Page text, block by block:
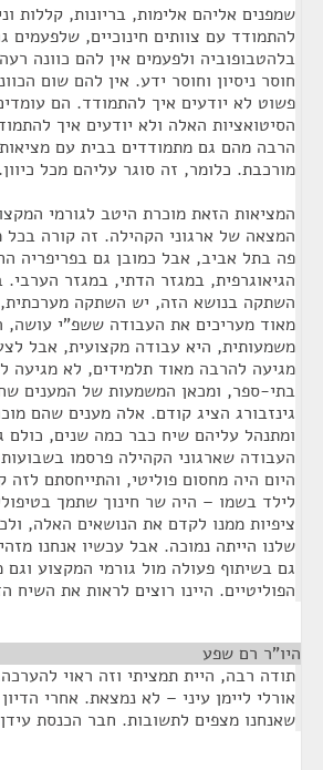
שמפנים אליהם אלימות, בריונות, קללות
להתמודד עם צוותים חינוכיים, שלפעמים
בלהטבופוביה ולפעמים אין להם כוונה
חוסר ניסיון וחוסר ידע. אין להם שום
פשוט לא יודעים איך להתמודד. הם
הסיטואציות האלה ולא יודעים איך
הרבה מהם גם מתמודדים בבית עם
מורכבת. כלומר, זה סוגר עליהם מכל כיוון.
המציאות הזאת מוכרת היטב לגורמי
המצאה של ארגוני הקהילה. זה קורה
פה בתל אביב, אבל כמובן גם בפריפריה
הגיאוגרפית, במגזר הדתי, במגזר
השתקה בנושא הזה, יש השתקה מערכתית,
מאוד מעריכים את העבודה ששפ"י עושה,
משמעותית, היא עבודה מקצועית, אבל
מגיעה להרבה מאוד תלמידים, לא מגיעה
בתי-ספר, ומכאן המשמעות של המענים
גינזבורג הציג קודם. אלה מענים שהם
ומתנהל עליהם שיח כבר כמה שנים, כולם
העבודה שארגוני הקהילה פרסמו
היום היה מחסום פוליטי, והתייחסתם
לילד בשמו – היה שר חינוך שתמך
ציפיות ממנו לקדם את הנושאים האלה,
שלנו הייתה נמוכה. אבל עכשיו אנחנו
גם בשיתוף פעולה מול גורמי המקצוע וגם
הפוליטיים. היינו רוצים לראות את השיח
היו"ר רם שפע
תודה רבה, היית תמציתי וזה ראוי
אורלי ליימן עיני – לא נמצאת. אחרי
שאנחנו מצפים לתשובות. חבר הכנסת